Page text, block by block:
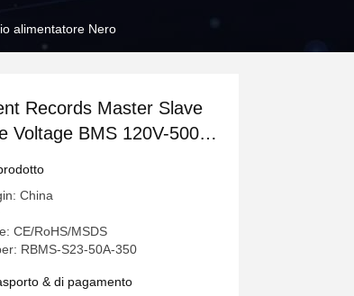
alimentatore Nero
Records Master Slave
Voltage BMS 120V-500V
China
CE/RoHS/MSDS
RBMS-S23-50A-350
& di pagamento